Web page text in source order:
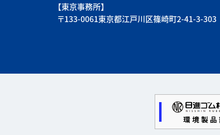
【東京事務所】
〒133-0061東京都江戸川区篠崎町2-41-3-303